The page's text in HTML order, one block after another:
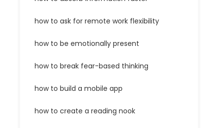
how to ask for remote work flexibility
how to be emotionally present
how to break fear-based thinking
how to build a mobile app
how to create a reading nook